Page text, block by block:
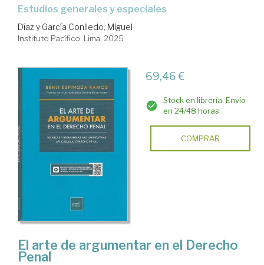
Estudios generales y especiales
Díaz y García Conlledo, Miguel
Instituto Pacífico. Lima, 2025
69,46 €
Stock en librería. Envío
en 24/48 horas
COMPRAR
El arte de argumentar en el Derecho
Penal